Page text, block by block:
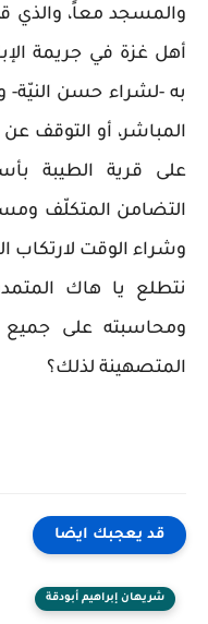
أهل غزة في جريمة
به -لشراء حسن
المباشر، أو التوقف
التضامن المتكلّف
وشراء الوقت لارتكاب
نتطلع يا هاك
ومحاسبته على
المتصهينة لذلك؟
قد يعجبك ايضا
شريهان إبراهيم أبودقة